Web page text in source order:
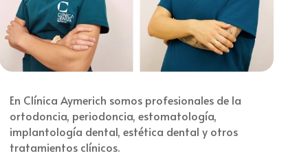
En Clínica Aymerich somos profesionales de la
ortodoncia, periodoncia, estomatología,
implantología dental, estética dental y otros
tratamientos clínicos.